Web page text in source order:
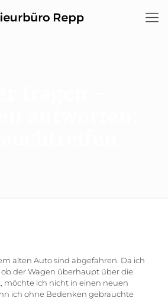
alten Auto sind abgefahren. Da ich
der Wagen überhaupt über die
möchte ich nicht in einen neuen
ich ohne Bedenken gebrauchte